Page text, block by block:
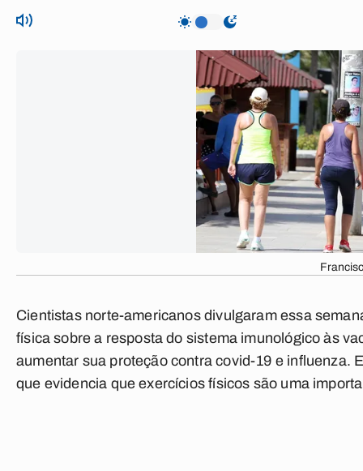
Cientistas norte-americanos divulgaram essa
física sobre a resposta do sistema imunológico às
aumentar sua proteção contra covid-19 e influenza.
que evidencia que exercícios físicos são uma